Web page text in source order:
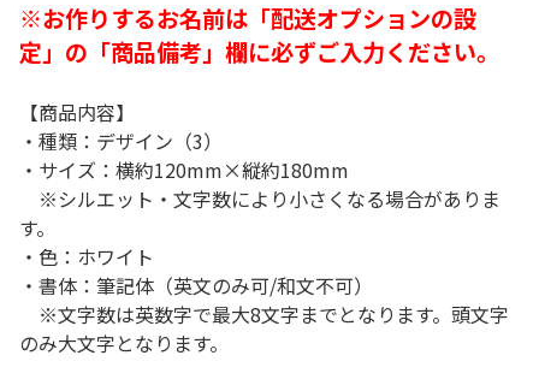
※お作りするお名前は「配送オプションの設
定」の「商品備考」欄に必ずご入力ください。
【商品内容】
・種類：デザイン（3）
・サイズ：横約120mm×縦約180mm
※シルエット・文字数により小さくなる場合がありま
す。
・色：ホワイト
・書体：筆記体（英文のみ可/和文不可）
※文字数は英数字で最大8文字までとなります。頭文字
のみ大文字となります。